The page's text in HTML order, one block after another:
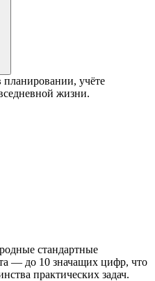
планировании, учёте
жизни.
стандартные
— до 10 значащих цифр, что
практических задач.